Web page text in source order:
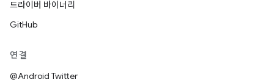
드라이버 바이너리
GitHub
연결
@Android Twitter